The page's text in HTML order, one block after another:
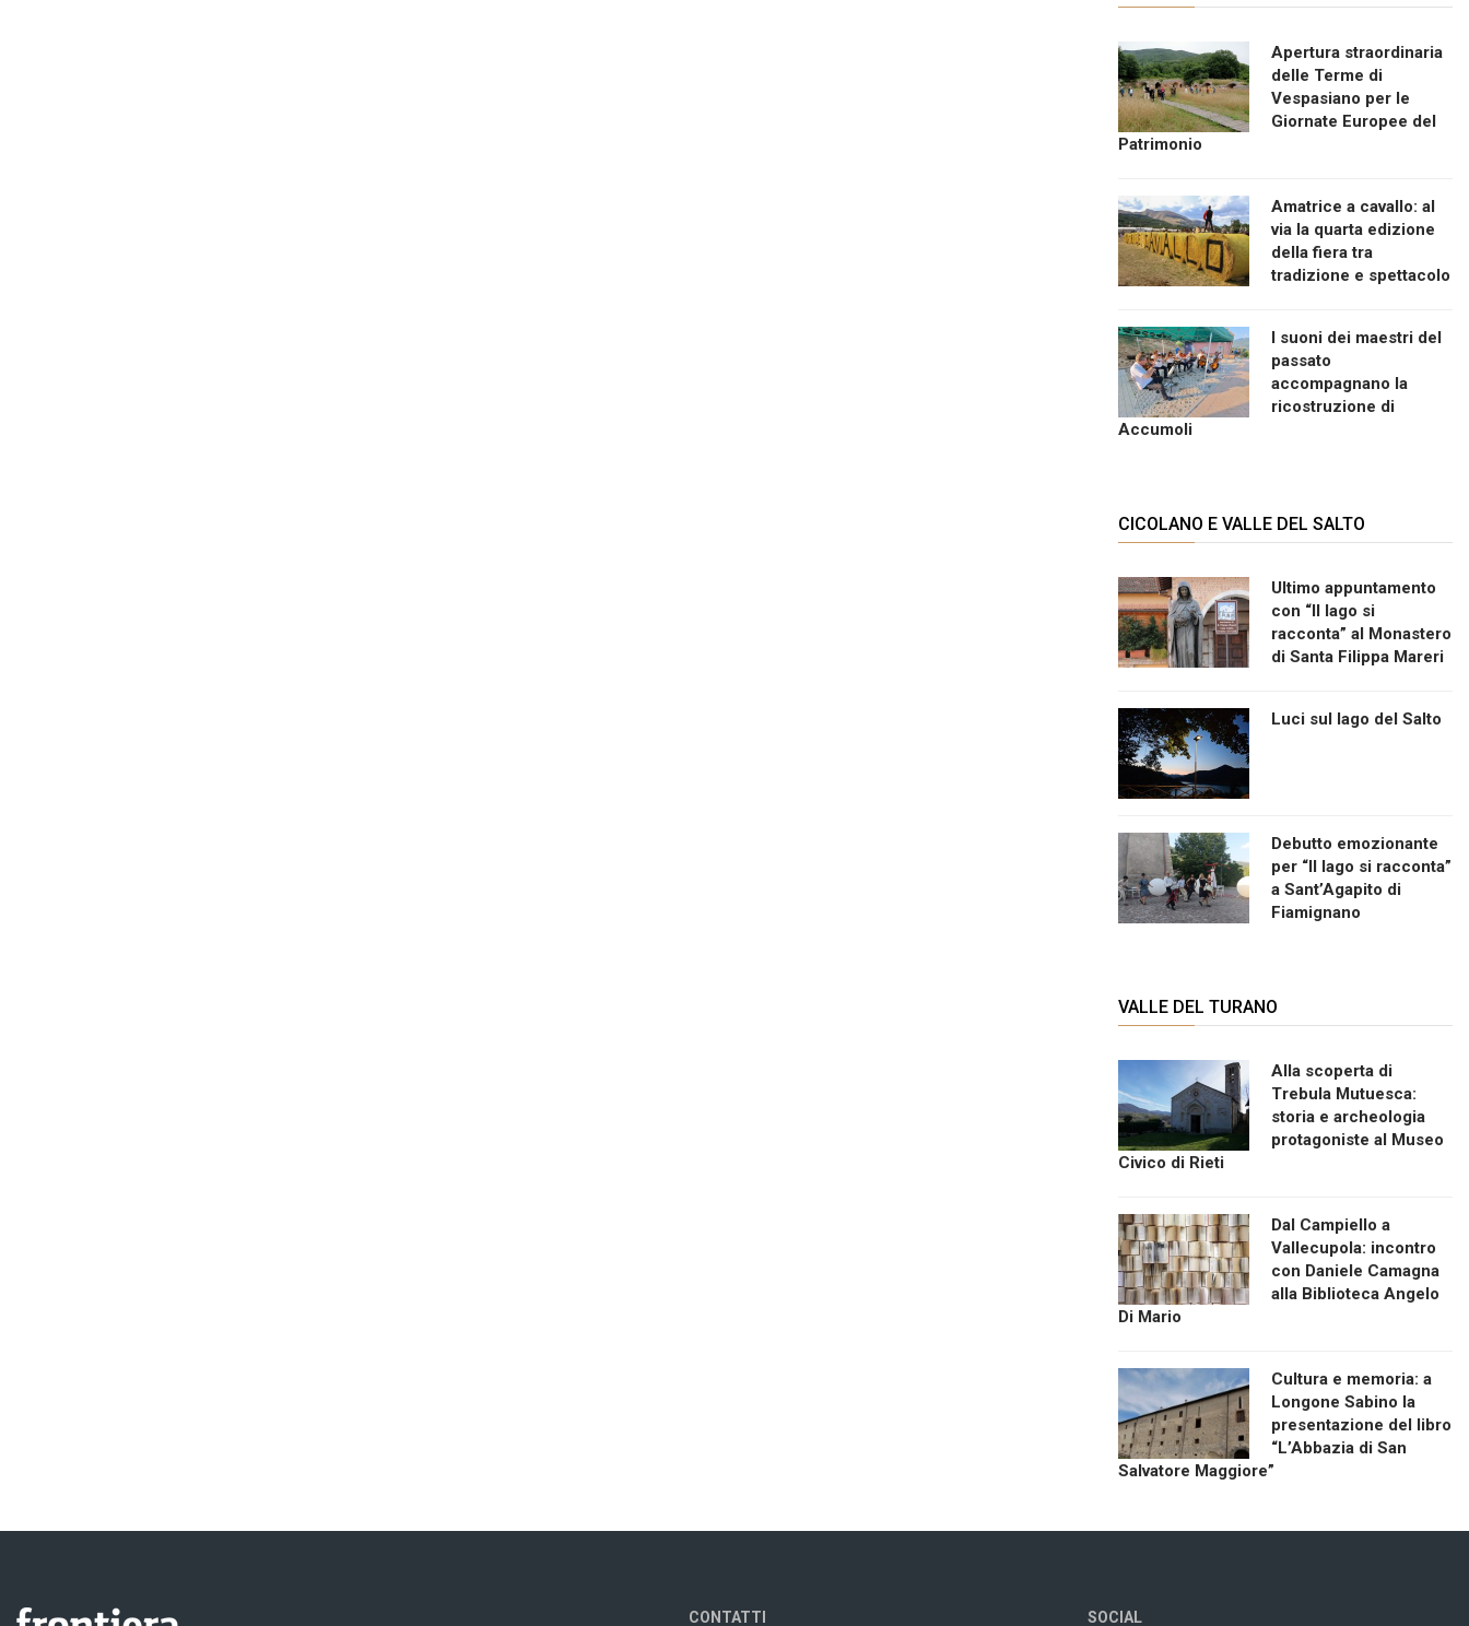
Apertura straordinaria
delle Terme di
Vespasiano per le
Giornate Europee del
Patrimonio
Amatrice a cavallo: al
via la quarta edizione
della fiera tra
tradizione e spettacolo
I suoni dei maestri del
passato
accompagnano la
ricostruzione di
Accumoli
CICOLANO E VALLE DEL SALTO
Ultimo appuntamento
con “Il lago si
racconta” al Monastero
di Santa Filippa Mareri
Luci sul lago del Salto
Debutto emozionante
per “Il lago si racconta”
a Sant’Agapito di
Fiamignano
VALLE DEL TURANO
Alla scoperta di
Trebula Mutuesca:
storia e archeologia
protagoniste al Museo
Civico di Rieti
Dal Campiello a
Vallecupola: incontro
con Daniele Camagna
alla Biblioteca Angelo
Di Mario
Cultura e memoria: a
Longone Sabino la
presentazione del libro
“L’Abbazia di San
Salvatore Maggiore”
CONTATTI SOCIAL